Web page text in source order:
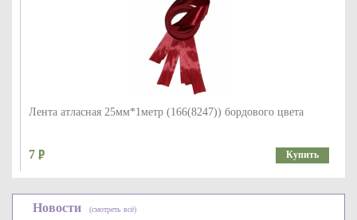
Лента атласная 25мм*1метр (166(8247)) бордового цвета
7 Купить
Новости (смотреть всё)